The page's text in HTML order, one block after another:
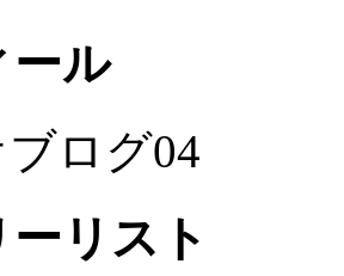
ール
ログ04
リスト